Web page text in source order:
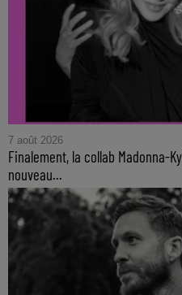
7 août 2026
Finalement, la collab Madonna-
nouveau...